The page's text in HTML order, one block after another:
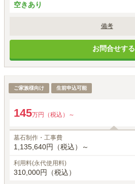
空きあり
備考
永代使用料は区画によって異なります。
お問合せする
2.00聖地 ゆとりタイプ
ご家族様向け 生前申込可能
145万円（税込）～
墓石制作・工事費
1,135,640円（税込）～
利用料(永代使用料)
310,000円（税込）